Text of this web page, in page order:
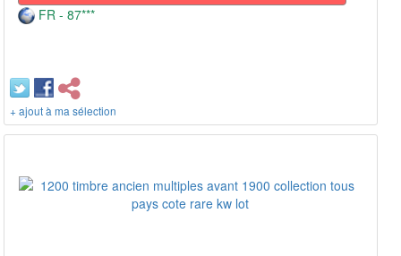
FR - 87***
+ ajout à ma sélection